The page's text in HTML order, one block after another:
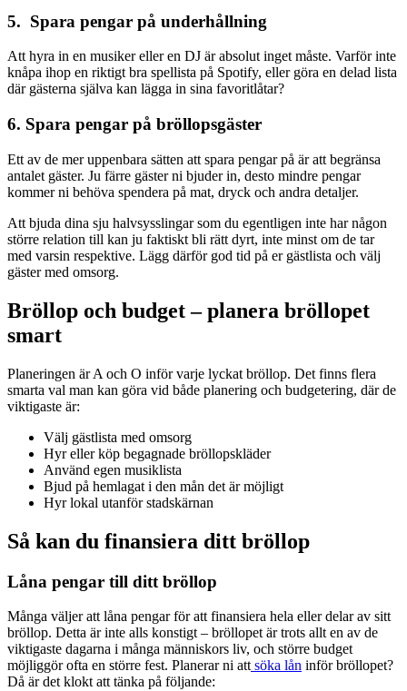
5. Spara pengar på underhållning
Att hyra in en musiker eller en DJ är absolut inget måste. Varför inte
knåpa ihop en riktigt bra spellista på Spotify, eller göra en delad lista
där gästerna själva kan lägga in sina favoritlåtar?
6. Spara pengar på bröllopsgäster
Ett av de mer uppenbara sätten att spara pengar på är att begränsa
antalet gäster. Ju färre gäster ni bjuder in, desto mindre pengar
kommer ni behöva spendera på mat, dryck och andra detaljer.
Att bjuda dina sju halvsysslingar som du egentligen inte har någon
större relation till kan ju faktiskt bli rätt dyrt, inte minst om de tar
med varsin respektive. Lägg därför god tid på er gästlista och välj
gäster med omsorg.
Bröllop och budget – planera bröllopet
smart
Planeringen är A och O inför varje lyckat bröllop. Det finns flera
smarta val man kan göra vid både planering och budgetering, där de
viktigaste är:
Välj gästlista med omsorg
Hyr eller köp begagnade bröllopskläder
Använd egen musiklista
Bjud på hemlagat i den mån det är möjligt
Hyr lokal utanför stadskärnan
Så kan du finansiera ditt bröllop
Låna pengar till ditt bröllop
Många väljer att låna pengar för att finansiera hela eller delar av sitt
bröllop. Detta är inte alls konstigt – bröllopet är trots allt en av de
viktigaste dagarna i många människors liv, och större budget
möjliggör ofta en större fest. Planerar ni att söka lån inför bröllopet?
Då är det klokt att tänka på följande: